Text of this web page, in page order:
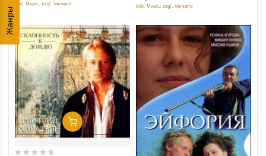
Жанры
inkl. Mwst., zzgl. Versand inkl. Mwst., zzgl. Versand
Добавить В Корзину